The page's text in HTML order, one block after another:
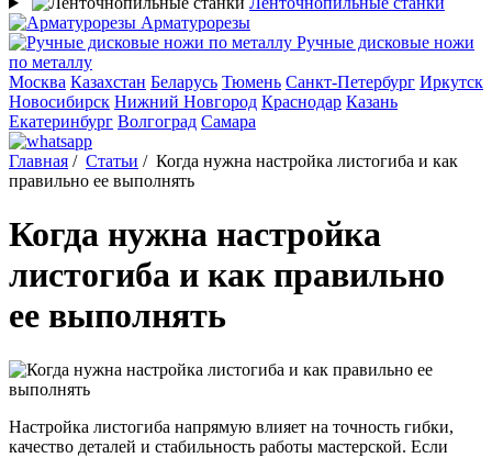
Арматурорезы
Ручные дисковые ножи
по металлу
Москва Казахстан Беларусь Тюмень Санкт-Петербург Иркутск
Новосибирск Нижний Новгород Краснодар Казань
Екатеринбург Волгоград Самара
Главная / Статьи / Когда нужна настройка листогиба и как
правильно ее выполнять
Когда нужна настройка
листогиба и как правильно
ее выполнять
Настройка листогиба напрямую влияет на точность гибки,
качество деталей и стабильность работы мастерской. Если